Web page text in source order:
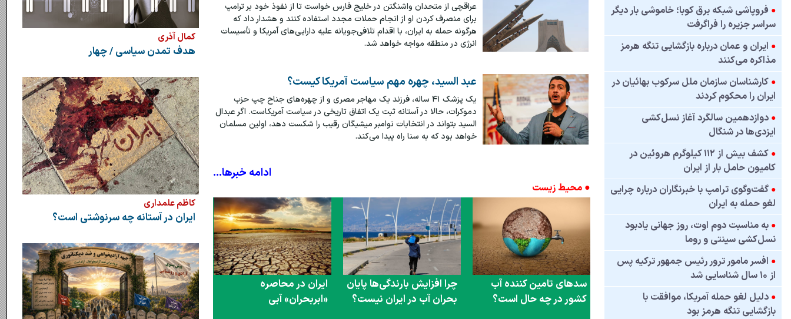
کمال آذری
هدف تمدن سیاسی / چهار
کاظم علمداری
ایران در آستانه چه سرنوشتی است؟
عراقچی از متحدان واشنگتن در خلیج فارس خواست تا از نفوذ خود بر ترامپ
برای منصرف کردن او از انجام حملات مجدد استفاده کنند و هشدار داد که
هرگونه حمله به ایران، با اقدام تلافی‌جویانه علیه دارایی‌های آمریکا و تأسیسات
انرژی در منطقه مواجه خواهد شد.
عبد السید، چهره مهم سیاست آمریکا کیست؟
یک پزشک ۴۱ ساله، فرزند یک مهاجر مصری و از چهره‌های جناح چپ حزب
دموکرات، حالا در آستانه ثبت یک اتفاق تاریخی در سیاست آمریکاست. اگر عبدال
السید بتواند در انتخابات نوامبر میشیگان رقیب را شکست دهد، اولین مسلمان
خواهد بود که به سنا راه پیدا می‌کند.
ادامه خبرها...
● محیط زیست
سدهای تامین کننده آب
کشور در چه حال است؟
چرا افزایش بارندگی‌ها پایان
بحران آب در ایران نیست؟
ایران در محاصره
«ابربحران» آبی
● فروپاشی شبکه برق کوبا؛ خاموشی بار دیگر
سراسر جزیره را فراگرفت
● ایران و عمان درباره بازگشایی تنگه هرمز
مذاکره می‌کنند
● کارشناسان سازمان ملل سرکوب بهائیان در
ایران را محکوم کردند
● دوازدهمین سالگرد آغاز نسل‌کشی
ایزدی‌ها در شنگال
●
کشف بیش از ۱۱۲ کیلوگرم هروئین در
کامیون حامل بار از ایران
● گفت‌وگوی ترامپ با خبرنگاران درباره چرایی
لغو حمله به ایران
● به مناسبت دوم اوت، روز جهانی یادبود
نسل‌کشی سینتی و روما
● افسر مامور ترور رئیس جمهور ترکیه پس
از ۱۰ سال شناسایی شد
● دلیل لغو حمله آمریکا، موافقت با
بازگشایی تنگه هرمز بود